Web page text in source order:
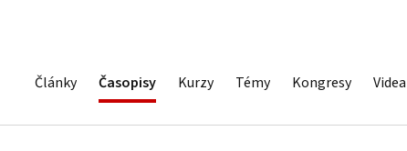
Články Časopisy Kurzy Témy Kongresy Videa